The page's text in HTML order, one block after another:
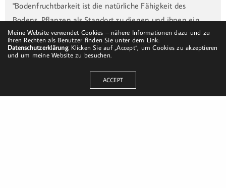
"Bodenfruchtbarkeit ist die natürliche Fähigkeit des
Bodens, Pflanzen als Standort zu dienen und ihnen ein…
HABLO ON 19. MÄRZ 2021
Meine Website verwendet Cookies – nähere Informationen dazu und zu
Ihren Rechten als Benutzer finden Sie unter dem Link:
Datenschutzerklärung. Klicken Sie auf „Accept“, um Cookies zu akzeptieren
und um meine Website zu besuchen.
ACCEPT